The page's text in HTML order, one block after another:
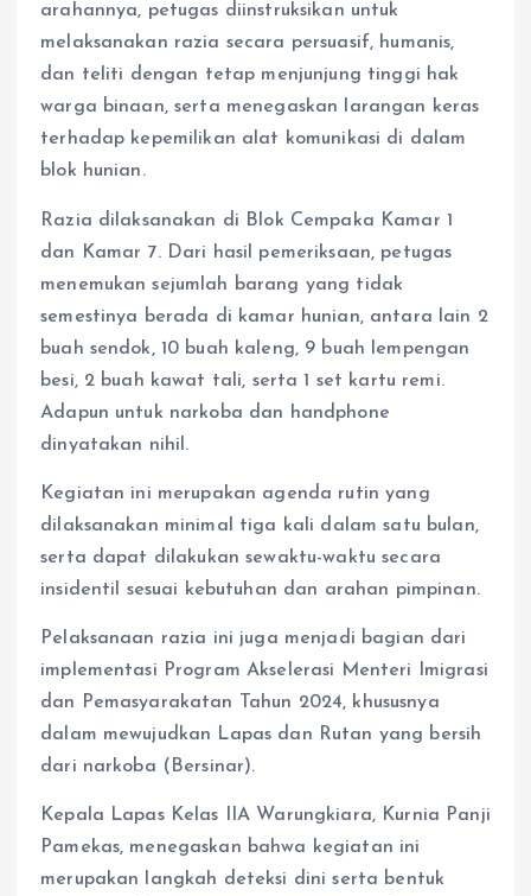
arahannya, petugas diinstruksikan untuk
melaksanakan razia secara persuasif, humanis,
dan teliti dengan tetap menjunjung tinggi hak
warga binaan, serta menegaskan larangan keras
terhadap kepemilikan alat komunikasi di dalam
blok hunian.
Razia dilaksanakan di Blok Cempaka Kamar 1
dan Kamar 7. Dari hasil pemeriksaan, petugas
menemukan sejumlah barang yang tidak
semestinya berada di kamar hunian, antara lain 2
buah sendok, 10 buah kaleng, 9 buah lempengan
besi, 2 buah kawat tali, serta 1 set kartu remi.
Adapun untuk narkoba dan handphone
dinyatakan nihil.
Kegiatan ini merupakan agenda rutin yang
dilaksanakan minimal tiga kali dalam satu bulan,
serta dapat dilakukan sewaktu-waktu secara
insidentil sesuai kebutuhan dan arahan pimpinan.
Pelaksanaan razia ini juga menjadi bagian dari
implementasi Program Akselerasi Menteri Imigrasi
dan Pemasyarakatan Tahun 2024, khususnya
dalam mewujudkan Lapas dan Rutan yang bersih
dari narkoba (Bersinar).
Kepala Lapas Kelas IIA Warungkiara, Kurnia Panji
Pamekas, menegaskan bahwa kegiatan ini
merupakan langkah deteksi dini serta bentuk